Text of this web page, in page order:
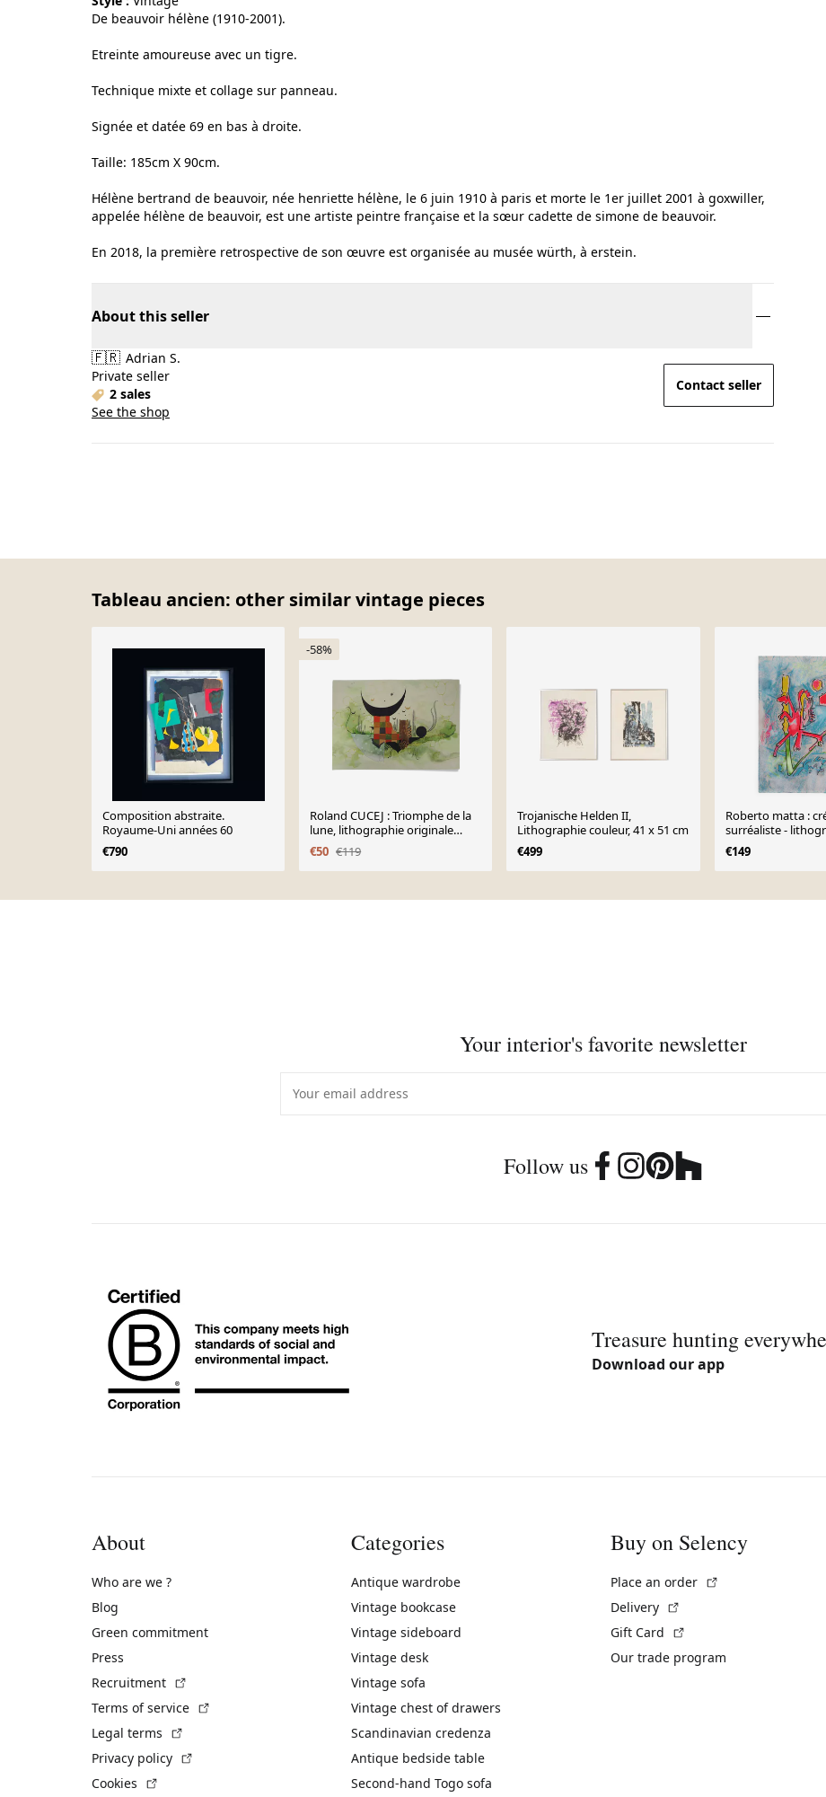
De beauvoir hélène (1910-2001).
Etreinte amoureuse avec un tigre.
Technique mixte et collage sur panneau.
Signée et datée 69 en bas à droite.
Taille: 185cm X 90cm.
Hélène bertrand de beauvoir, née henriette hélène, le 6 juin 1910 à paris et morte le 1er juillet 2001 à goxwiller,
appelée hélène de beauvoir, est une artiste peintre française et la sœur cadette de simone de beauvoir.
En 2018, la première retrospective de son œuvre est organisée au musée würth, à erstein.
About this seller
🇫🇷 Adrian S.
Private seller
2 sales
See the shop
Contact seller
Tableau ancien: other similar vintage pieces
Composition abstraite.
Royaume-Uni années 60
€790
-58%
Roland CUCEJ : Triomphe de la
lune, lithographie originale
signée
€50 €119
Trojanische Helden II,
Lithographie couleur, 41 x 51 cm
€499
Roberto matta :
surréaliste -
originale
€149
Your interior's favorite newsletter
Follow us
Treasure hunting
Download our app
About
Who are we ?
Blog
Green commitment
Press
Recruitment
Terms of service
Legal terms
Privacy policy
Cookies
Categories
Antique wardrobe
Vintage bookcase
Vintage sideboard
Vintage desk
Vintage sofa
Vintage chest of drawers
Scandinavian credenza
Antique bedside table
Second-hand Togo sofa
Buy on Selency
Place an order
Delivery
Gift Card
Our trade program